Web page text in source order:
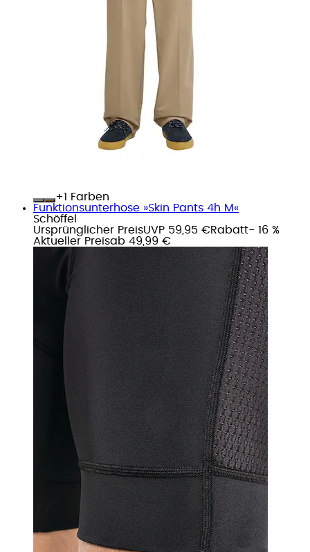
+
Farben
Funktionsunterhose »Skin Pants 4h M«
Schöffel
Ursprünglicher PreisUVP 59,95 €Rabatt- 16 %
Aktueller Preisab 49,99 €